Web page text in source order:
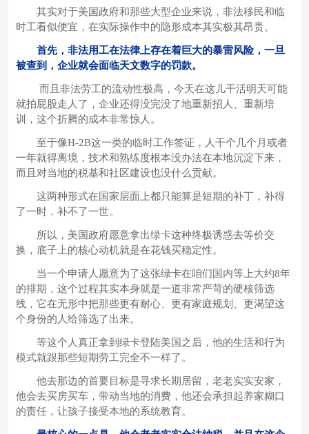
其实对于美国政府和那些大型企业来说，非法移民和临
时工看似便宜，在实际操作中的隐形成本其实极其昂贵。
首先，非法用工在法律上存在着巨大的暴雷风险，一旦
被查到，企业就会面临天文数字的罚款。
而且非法劳工的流动性极高，今天在这儿干活明天可能
就拍屁股走人了，企业还得没完没了地重新招人、重新培
训，这个折腾的成本非常惊人。
至于像H-2B这一类的临时工作签证，人干个几个月或者
一年就得离境，技术和熟练度根本没办法在本地沉淀下来，
而且对当地的税基和社区建设也没什么贡献。
这两种形式在国家层面上都只能算是短期的补丁，补得
了一时，补不了一世。
所以，美国政府愿意拿出绿卡这种终极诱惑去等价交
换，底子上的核心动机就是在花钱买稳定性。
当一个申请人愿意为了这张绿卡在咱们国内等上大约8年
的排期，这个过程其实本身就是一道非常严苛的硬核筛选
线，它在无形中把那些更有耐心、更有家庭规划、更渴望这
个身份的人给筛选了出来。
等这个人真正拿到绿卡登陆美国之后，他的生活和行为
模式就跟那些短期劳工完全不一样了。
他去那边的首要目标是寻求长期居留，老老实实安家，
他会去买房买车，带动当地的消费，他还会承担起养家糊口
的责任，让孩子接受本地的系统教育。